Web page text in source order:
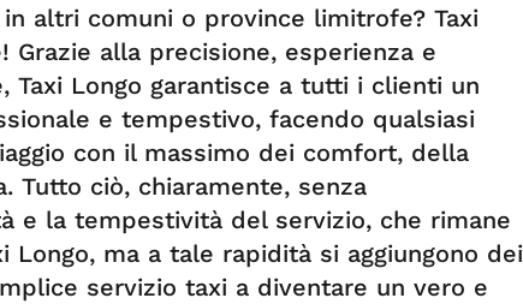
in altri comuni o province limitrofe? Taxi
Grazie alla precisione, esperienza e
Taxi Longo garantisce a tutti i clienti un
e tempestivo, facendo qualsiasi
con il massimo dei comfort, della
Tutto ciò, chiaramente, senza
e la tempestività del servizio, che rimane
Longo, ma a tale rapidità si aggiungono dei
servizio taxi a diventare un vero e